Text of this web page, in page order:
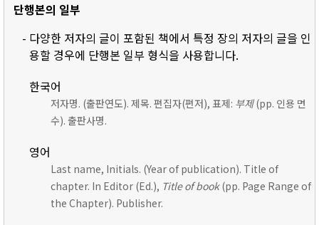
단행본의 일부
- 다양한 저자의 글이 포함된 책에서 특정 장의 저자의 글을 인
용할 경우에 단행본 일부 형식을 사용합니다.
한국어
저자명. (출판연도). 제목. 편집자(편저), 표제: 부제(pp. 인용 면
수). 출판사명.
영어
Last name, Initials. (Year of publication). Title of
chapter. In Editor (Ed.), Title of book(pp. Page Range of
the Chapter). Publisher.